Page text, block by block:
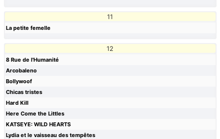
11
La petite femelle
12
8 Rue de l'Humanité
Arcobaleno
Bollywoof
Chicas tristes
Hard Kill
Here Come the Littles
KATSEYE: WILD HEARTS
Lydia et le vaisseau des tempêtes